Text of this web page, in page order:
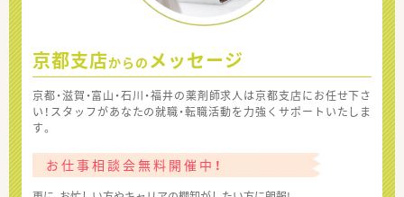
京都支店からの メッセージ
京都・滋賀・富山・石川・福井の薬剤師求人は京都支店にお任せ下さ
い！スタッフがあなたの就職・転職活動を力強くサポートいたしま
す。
お仕事相談会無料開催中！